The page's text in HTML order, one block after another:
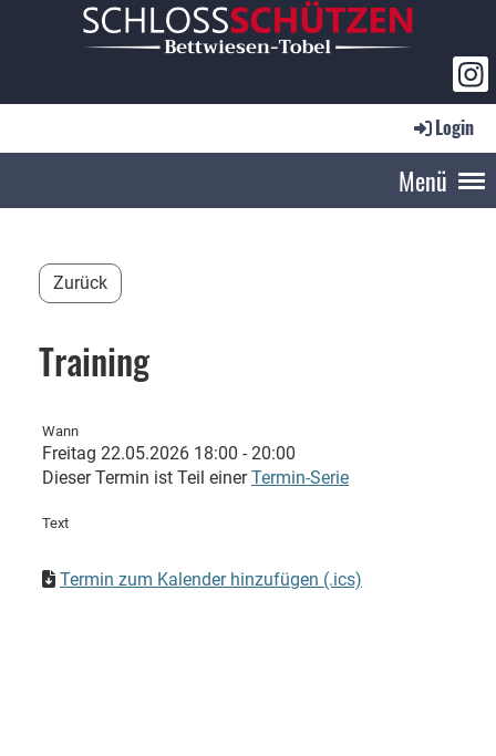
Login
Menü
Zurück
Training
Wann
Freitag 22.05.2026 18:00 - 20:00
Dieser Termin ist Teil einerTermin-Serie
Text
Termin zum Kalender hinzufügen (.ics)